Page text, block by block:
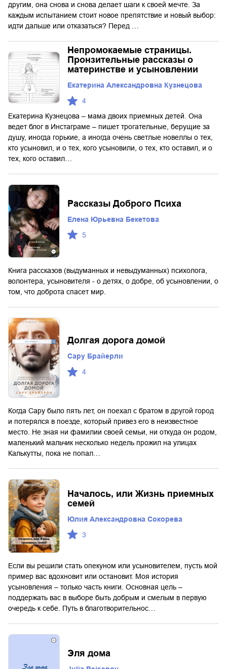
другим, она снова и снова делает шаги к своей мечте. За
каждым испытанием стоит новое препятствие и новый выбор:
идти дальше или отказаться? Перед …
Непромокаемые страницы.
Пронзительные рассказы о
материнстве и усыновлении
Екатерина Александровна Кузнецова
4
Екатерина Кузнецова – мама двоих приемных детей. Она
ведет блог в Инстаграме – пишет трогательные, берущие за
душу, иногда горькие, а иногда очень светлые новеллы о тех,
кто усыновил, и о тех, кого усыновили, о тех, кто оставил, и о
тех, кого оставил…
Рассказы Доброго Психа
Елена Юрьевна Бекетова
5
Книга рассказов (выдуманных и невыдуманных) психолога,
волонтера, усыновителя - о детях, о добре, об усыновлении, о
том, что доброта спасет мир.
Долгая дорога домой
Сару Брайерли
4
Когда Сару было пять лет, он поехал с братом в другой город
и потерялся в поезде, который привез его в неизвестное
место. Не зная ни фамилии своей семьи, ни откуда он родом,
маленький мальчик несколько недель прожил на улицах
Калькутты, пока не попал…
Началось, или Жизнь приемных
семей
Юлия Александровна Сокорева
3
Если вы решили стать опекуном или усыновителем, пусть мой
пример вас вдохновит или остановит. Моя история
усыновления – только часть книги. Основная цель –
поддержать вас в выборе быть добрым и смелым в первую
очередь к себе. Путь в благотворительнос…
Эля дома